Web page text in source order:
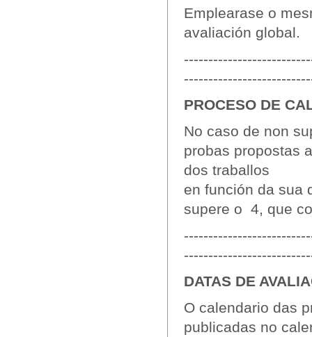
Emplearase o
avaliación global.
PROCESO DE
No caso de non
probas propostas
dos traballos
en función da sua
supere o 4, que
DATAS DE
O calendario das
publicadas no